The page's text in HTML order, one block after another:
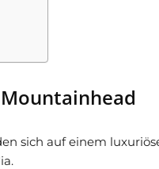
sich auf einem